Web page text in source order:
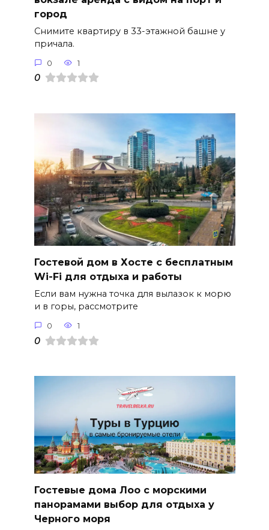
город
Снимите квартиру в 33-этажной башне у
причала.
0 1
0
Гостевой дом в Хосте с бесплатным
Wi-Fi для отдыха и работы
Если вам нужна точка для вылазок к морю
и в горы, рассмотрите
0 1
0
Гостевые дома Лоо с морскими
панорамами выбор для отдыха у
Черного моря